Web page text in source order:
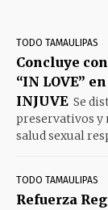
TODO TAMAULIPAS
Concluye
“IN LOVE”
INJUVE Se
preservativos y
salud sexual
TODO TAMAULIPAS
Refuerza